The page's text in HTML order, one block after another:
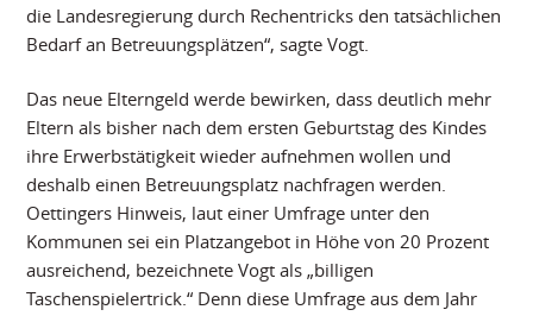
die Landesregierung durch Rechentricks den tatsächlichen
Bedarf an Betreuungsplätzen“, sagte Vogt.
Das neue Elterngeld werde bewirken, dass deutlich mehr
Eltern als bisher nach dem ersten Geburtstag des Kindes
ihre Erwerbstätigkeit wieder aufnehmen wollen und
deshalb einen Betreuungsplatz nachfragen werden.
Oettingers Hinweis, laut einer Umfrage unter den
Kommunen sei ein Platzangebot in Höhe von 20 Prozent
ausreichend, bezeichnete Vogt als „billigen
Taschenspielertrick.“ Denn diese Umfrage aus dem Jahr